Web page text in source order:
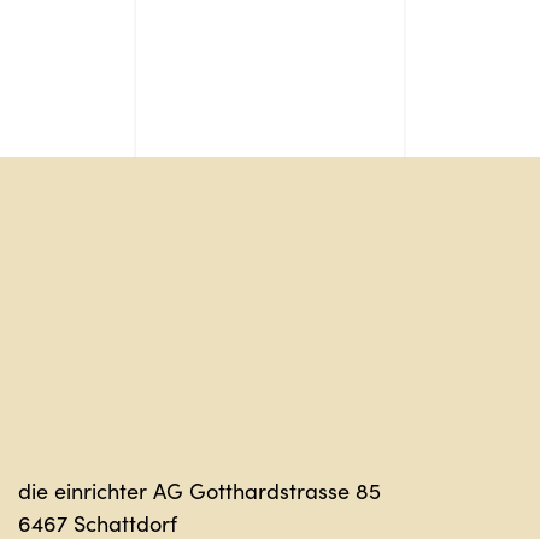
die einrichter AG Gotthardstrasse 85
6467 Schattdorf